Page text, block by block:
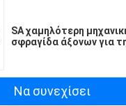
SA χαμηλότερη
σφραγίδα άξονων για
Να συνεχίσει